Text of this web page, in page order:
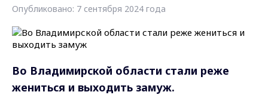
Опубликовано: 7 сентября 2024 года
Во Владимирской области стали реже
жениться и выходить замуж.